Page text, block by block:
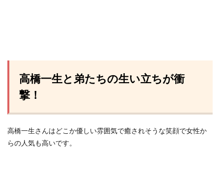
高橋一生と弟たちの生い立ちが衝
撃！
高橋一生さんはどこか優しい雰囲気で癒されそうな笑顔で女性か
らの人気も高いです。